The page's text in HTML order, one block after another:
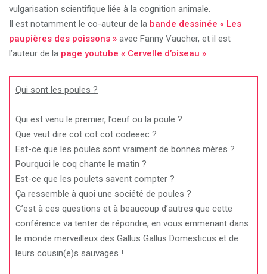
vulgarisation scientifique liée à la cognition animale.
Il est notamment le co-auteur de la bande dessinée « Les
paupières des poissons » avec Fanny Vaucher, et il est
l’auteur de la page youtube « Cervelle d’oiseau ».
Qui sont les poules ?
Qui est venu le premier, l’oeuf ou la poule ?
Que veut dire cot cot cot codeeec ?
Est-ce que les poules sont vraiment de bonnes mères ?
Pourquoi le coq chante le matin ?
Est-ce que les poulets savent compter ?
Ça ressemble à quoi une société de poules ?
C’est à ces questions et à beaucoup d’autres que cette
conférence va tenter de répondre, en vous emmenant dans
le monde merveilleux des Gallus Gallus Domesticus et de
leurs cousin(e)s sauvages !